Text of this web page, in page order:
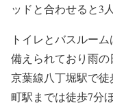
ッドと合わせると3
トイレとバスルー
備えられており雨
京葉線八丁堀駅で
町駅までは徒歩7分